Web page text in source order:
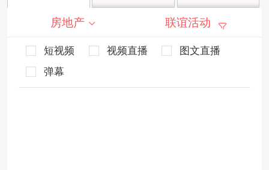
房地产 联谊活动
短视频 视频直播
图文直播
弹幕